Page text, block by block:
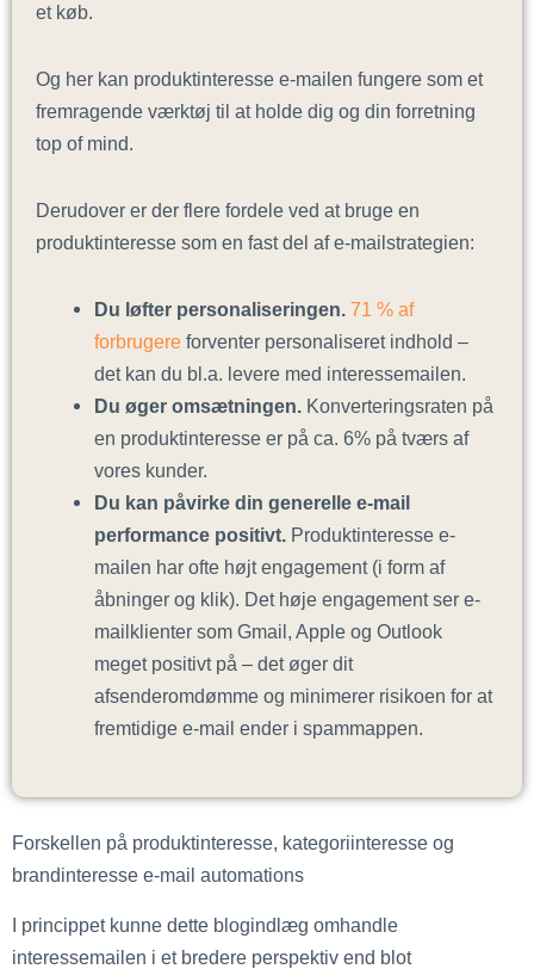
et køb.
Og her kan produktinteresse e-mailen fungere som et
fremragende værktøj til at holde dig og din forretning
top of mind.
Derudover er der flere fordele ved at bruge en
produktinteresse som en fast del af e-mailstrategien:
Du løfter personaliseringen. 71 % af
forbrugere forventer personaliseret indhold –
det kan du bl.a. levere med interessemailen.
Du øger omsætningen. Konverteringsraten på
en produktinteresse er på ca. 6% på tværs af
vores kunder.
Du kan påvirke din generelle e-mail
performance positivt. Produktinteresse e-
mailen har ofte højt engagement (i form af
åbninger og klik). Det høje engagement ser e-
mailklienter som Gmail, Apple og Outlook
meget positivt på – det øger dit
afsenderomdømme og minimerer risikoen for at
fremtidige e-mail ender i spammappen.
Forskellen på produktinteresse, kategoriinteresse og
brandinteresse e-mail automations
I princippet kunne dette blogindlæg omhandle
interessemailen i et bredere perspektiv end blot